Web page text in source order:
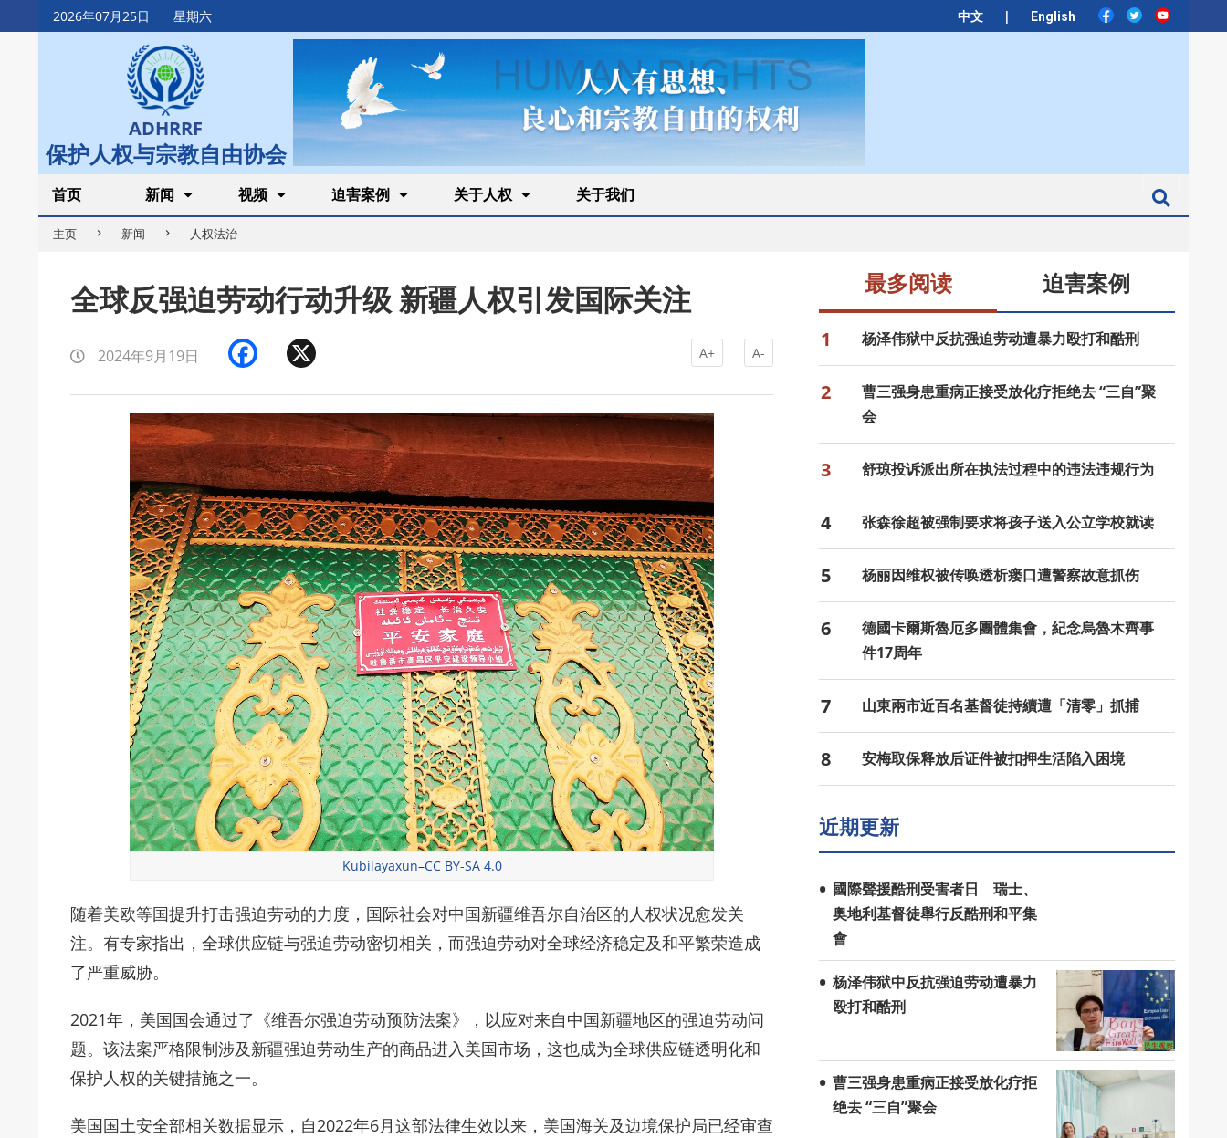
2026年07月25日 星期六 中文 | English
Skip
to
ADHRRF
保护人权与宗教自由协会
Secondary
Navigation
Menu
首页 新闻 视频 迫害案例 关于人权 关于我们
主页 新闻 人权法治
全球反强迫劳动行动升级 新疆人权引发国际关注
2024年9月19日 Facebook A+ A-
Kubilayaxun–CC BY-SA 4.0
随着美欧等国提升打击强迫劳动的力度，国际社会对中国新疆维吾尔自治区的人权状况愈发关
注。有专家指出，全球供应链与强迫劳动密切相关，而强迫劳动对全球经济稳定及和平繁荣造成
了严重威胁。
2021年，美国国会通过了《维吾尔强迫劳动预防法案》，以应对来自中国新疆地区的强迫劳动问
题。该法案严格限制涉及新疆强迫劳动生产的商品进入美国市场，这也成为全球供应链透明化和
保护人权的关键措施之一。
美国国土安全部相关数据显示，自2022年6月这部法律生效以来，美国海关及边境保护局已经审查
最多阅读 迫害案例
1 杨泽伟狱中反抗强迫劳动遭暴力殴打和酷刑
2
曹三强身患重病正接受放化疗拒绝去 “三自”聚
会
3 舒琼投诉派出所在执法过程中的违法违规行为
4 张森徐超被强制要求将孩子送入公立学校就读
5 杨丽因维权被传唤透析瘘口遭警察故意抓伤
6
德國卡爾斯魯厄多團體集會，紀念烏魯木齊事
件17周年
7 山東兩市近百名基督徒持續遭「清零」抓捕
8 安梅取保释放后证件被扣押生活陷入困境
近期更新
國際聲援酷刑受害者日 瑞士、
奥地利基督徒舉行反酷刑和平集
會
杨泽伟狱中反抗强迫劳动遭暴力
殴打和酷刑
曹三强身患重病正接受放化疗拒
绝去 “三自”聚会